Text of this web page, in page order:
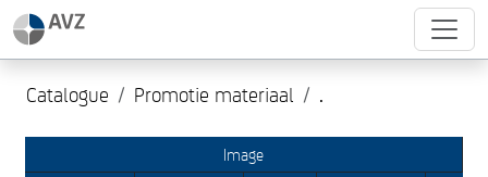
Catalogue Promotie materiaal .
Image